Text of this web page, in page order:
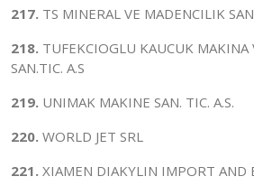
217. TS MINERAL VE MADENCILIK
218. TUFEKCIOGLU KAUCUK MAKINA
SAN.TIC. A.S
219. UNIMAK MAKINE SAN. TIC. A.S.
220. WORLD JET SRL
221. XIAMEN DIAKYLIN IMPORT AND